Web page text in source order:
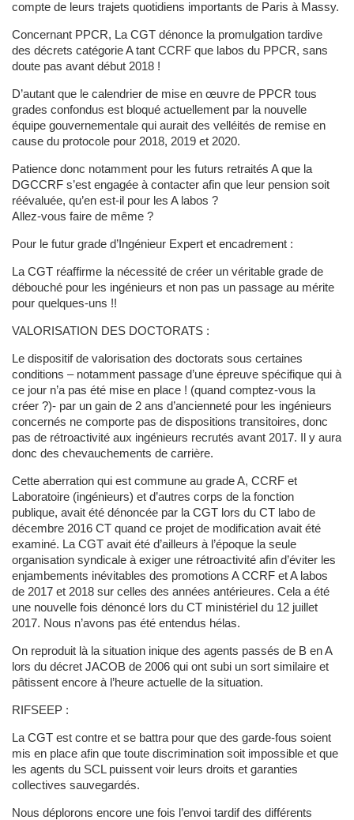
compte de leurs trajets quotidiens importants de Paris à Massy.
Concernant PPCR, La CGT dénonce la promulgation tardive
des décrets catégorie A tant CCRF que labos du PPCR, sans
doute pas avant début 2018 !
D’autant que le calendrier de mise en œuvre de PPCR tous
grades confondus est bloqué actuellement par la nouvelle
équipe gouvernementale qui aurait des velléités de remise en
cause du protocole pour 2018, 2019 et 2020.
Patience donc notamment pour les futurs retraités A que la
DGCCRF s’est engagée à contacter afin que leur pension soit
réévaluée, qu’en est-il pour les A labos ?
Allez-vous faire de même ?
Pour le futur grade d’Ingénieur Expert et encadrement :
La CGT réaffirme la nécessité de créer un véritable grade de
débouché pour les ingénieurs et non pas un passage au mérite
pour quelques-uns !!
VALORISATION DES DOCTORATS :
Le dispositif de valorisation des doctorats sous certaines
conditions – notamment passage d’une épreuve spécifique qui à
ce jour n’a pas été mise en place ! (quand comptez-vous la
créer ?)- par un gain de 2 ans d’ancienneté pour les ingénieurs
concernés ne comporte pas de dispositions transitoires, donc
pas de rétroactivité aux ingénieurs recrutés avant 2017. Il y aura
donc des chevauchements de carrière.
Cette aberration qui est commune au grade A, CCRF et
Laboratoire (ingénieurs) et d’autres corps de la fonction
publique, avait été dénoncée par la CGT lors du CT labo de
décembre 2016 CT quand ce projet de modification avait été
examiné. La CGT avait été d’ailleurs à l’époque la seule
organisation syndicale à exiger une rétroactivité afin d’éviter les
enjambements inévitables des promotions A CCRF et A labos
de 2017 et 2018 sur celles des années antérieures. Cela a été
une nouvelle fois dénoncé lors du CT ministériel du 12 juillet
2017. Nous n’avons pas été entendus hélas.
On reproduit là la situation inique des agents passés de B en A
lors du décret JACOB de 2006 qui ont subi un sort similaire et
pâtissent encore à l’heure actuelle de la situation.
RIFSEEP :
La CGT est contre et se battra pour que des garde-fous soient
mis en place afin que toute discrimination soit impossible et que
les agents du SCL puissent voir leurs droits et garanties
collectives sauvegardés.
Nous déplorons encore une fois l’envoi tardif des différents